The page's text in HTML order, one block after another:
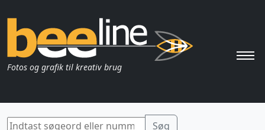
Fotos og grafik til kreativ brug